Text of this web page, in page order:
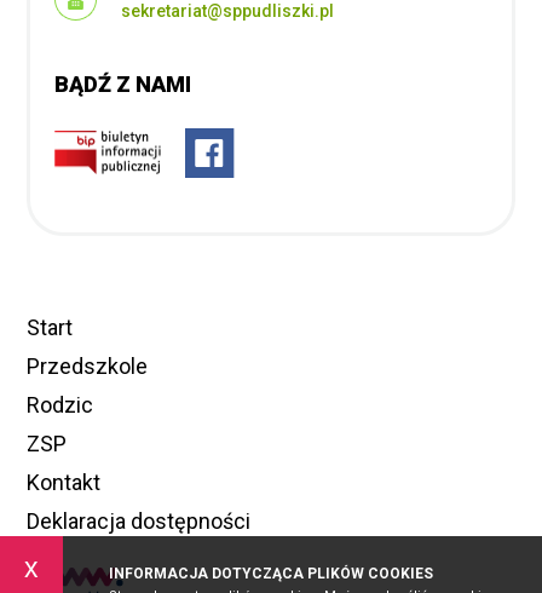
x INFORMACJA DOTYCZĄCA PLIKÓW COOKIES
sekretariat@sppudliszki.pl
BĄDŹ Z NAMI
Start
Przedszkole
Rodzic
ZSP
Kontakt
Deklaracja dostępności